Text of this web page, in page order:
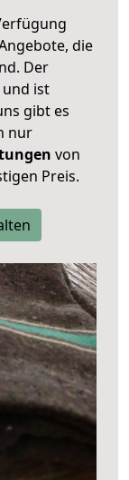
die
Der
ist
gibt es
nur
von
Preis.